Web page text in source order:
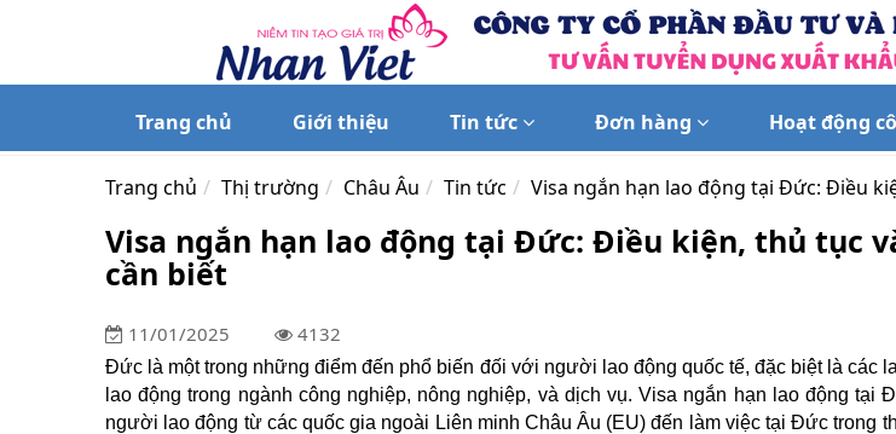
Trang chủ Giới thiệu Tin tức Đơn hàng Hoạt động
Trang chủ Thị trường Châu Âu Tin tức Visa ngắn hạn lao động tại Đức: Điều
Visa ngắn hạn lao động tại Đức: Điều kiện, thủ tục
cần biết
11/01/2025 4132
Đức là một trong những điểm đến phổ biến đối với người lao động quốc tế, đặc biệt là các
lao động trong ngành công nghiệp, nông nghiệp, và dịch vụ. Visa ngắn hạn lao động tại
người lao động từ các quốc gia ngoài Liên minh Châu Âu (EU) đến làm việc tại Đức trong